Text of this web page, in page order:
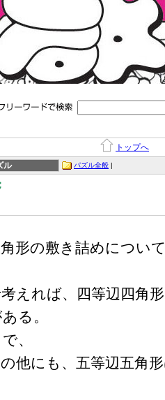
トップへ
ル
パズル全般 |
形の敷き詰めについ
えれば、四等辺四角
る。
、
他にも、五等辺五角